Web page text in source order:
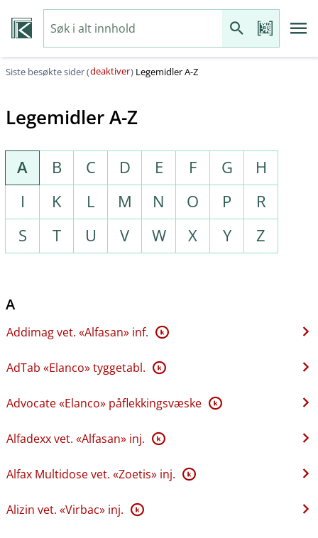
Siste besøkte sider (deaktiver) Legemidler A-Z
Legemidler A-Z
A B C D E F G
H
I
K L M N O P
R
S
T U V W X Y Z
A
Addimag vet. «Alfasan» inf. K
AdTab «Elanco» tyggetabl. K
Advocate «Elanco» påflekkingsvæske K
Alfadexx vet. «Alfasan» inj. K
Alfax Multidose vet. «Zoetis» inj. K
Alizin vet. «Virbac» inj. K